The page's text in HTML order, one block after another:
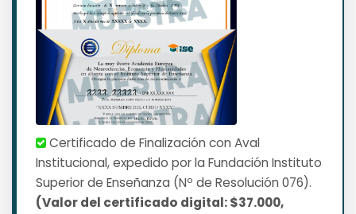
Certificado de Finalización con Aval
Institucional, expedido por la Fundación Instituto
Superior de Enseñanza (Nº de Resolución 076).
(Valor del certificado digital: $37.000,